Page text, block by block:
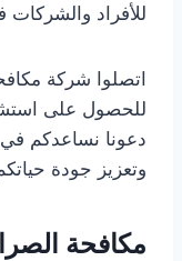
للأفراد والشركات
اتصلوا شركة
للحصول على
دعونا نساعدكم
وتعزيز جودة
مكافحة